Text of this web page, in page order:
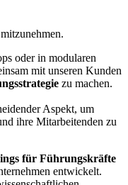
oder in modularen
mit unseren Kunden
zu machen.
Aspekt, um
ihre Mitarbeitenden zu
für Führungskräfte
entwickelt.